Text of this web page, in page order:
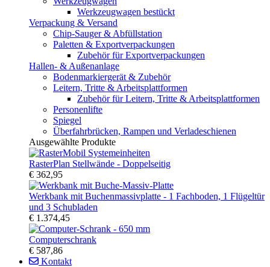
Werkzeugwagen bestückt
Verpackung & Versand
Chip-Sauger & Abfüllstation
Paletten & Exportverpackungen
Zubehör für Exportverpackungen
Hallen- & Außenanlage
Bodenmarkiergerät & Zubehör
Leitern, Tritte & Arbeitsplattformen
Zubehör für Leitern, Tritte & Arbeitsplattformen
Personenlifte
Spiegel
Überfahrbrücken, Rampen und Verladeschienen
Ausgewählte Produkte
RasterPlan Stellwände - Doppelseitig
€ 362,95
Werkbank mit Buchenmassivplatte - 1 Fachboden, 1 Flügeltür
und 3 Schubladen
€ 1.374,45
Computerschrank
€ 587,86
Kontakt